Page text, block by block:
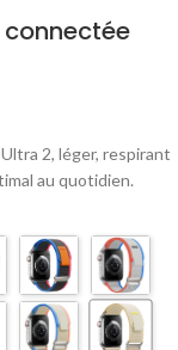
2, léger, respirant
au quotidien.